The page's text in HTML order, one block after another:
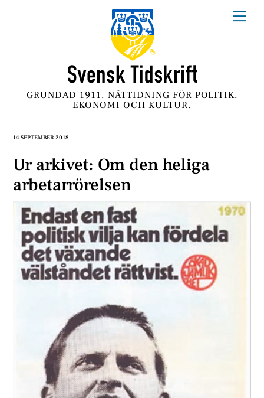
GRUNDAD 1911. NÄTTIDNING FÖR POLITIK,
EKONOMI OCH KULTUR.
14 SEPTEMBER 2018
Ur arkivet: Om den heliga
arbetarrörelsen